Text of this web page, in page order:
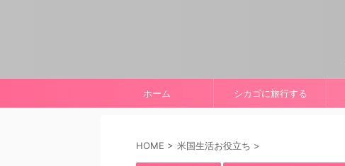
ホーム シカゴに旅行する
HOME > 米国生活お役立ち >